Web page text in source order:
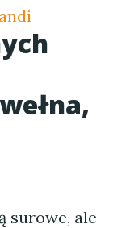
surowe, ale